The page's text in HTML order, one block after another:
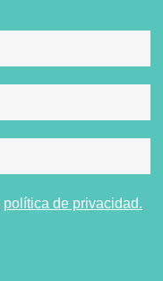
política de privacidad.